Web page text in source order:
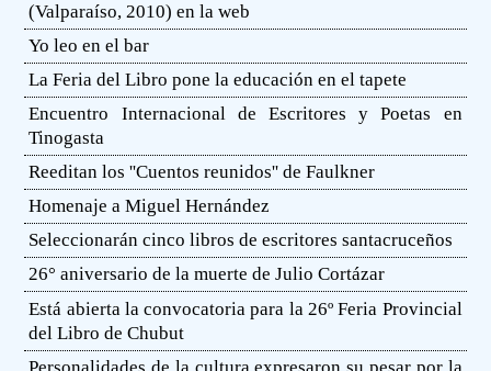
(Valparaíso, 2010) en la web
Yo leo en el bar
La Feria del Libro pone la educación en el tapete
Encuentro Internacional de Escritores y Poetas en
Tinogasta
Reeditan los ''Cuentos reunidos'' de Faulkner
Homenaje a Miguel Hernández
Seleccionarán cinco libros de escritores santacruceños
26° aniversario de la muerte de Julio Cortázar
Está abierta la convocatoria para la 26º Feria Provincial
del Libro de Chubut
Personalidades de la cultura expresaron su pesar por la